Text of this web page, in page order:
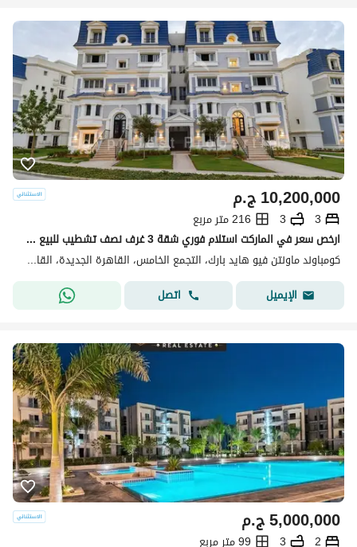
ج.م10,200,000
3
3
216 متر مربع
ارخص سعر في الماركت استلام فوري شقة 3 غرف نصف تشطيب للبيع في كمباوند ماونتن فيو هايد بارك التجمع الخامس القاهرة الجديدة
كومباوند ماونتن فيو هايد بارك، التجمع الخامس، القاهرة الجديدة، القاهرة
الإيميل
اتصل
ج.م5,000,000
2
3 99 متر مربع